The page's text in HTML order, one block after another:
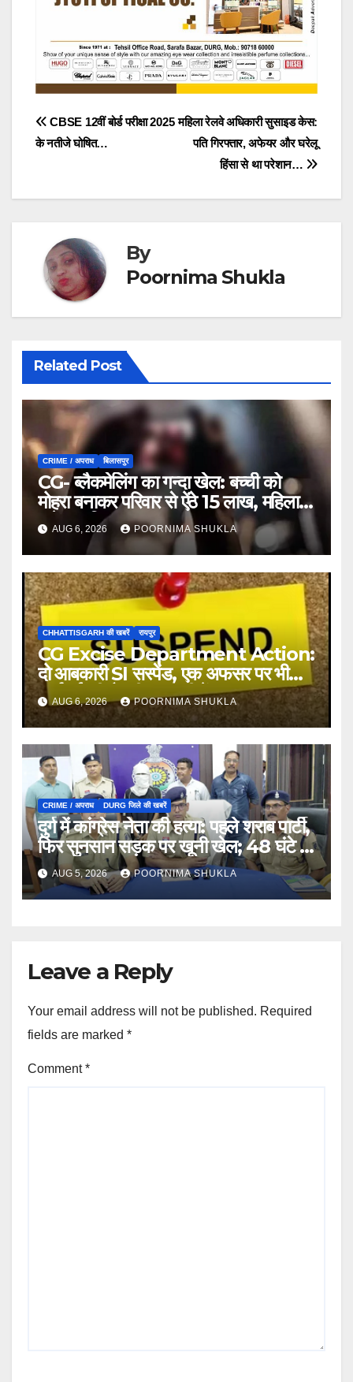
Post
महिला रेलवे अधिकारी सुसाइड केस:
पति गिरफ्तार, अफेयर और घरेलू
हिंसा से था परेशान…
CBSE 12वीं बोर्ड परीक्षा 2025
के नतीजे घोषित…
By
Poornima Shukla
Related Post
CRIME / अपराध बिलासपुर
CG- ब्लैकमेलिंग का गन्दा खेल: बच्ची को
मोहरा बनाकर परिवार से ऐंठे 15 लाख, महिला
समेत 9 गिरफ्तार…
AUG 6, 2026 POORNIMA SHUKLA
CHHATTISGARH की खबरें रायपुर
CG Excise Department Action:
दो आबकारी SI सस्पेंड, एक अफसर पर भी
कार्रवाई की तैयारी; गड़बड़ी में बड़ा एक्शन…
AUG 6, 2026 POORNIMA SHUKLA
CRIME / अपराध DURG जिले की खबरें
दुर्ग में कांग्रेस नेता की हत्या: पहले शराब पार्टी,
फिर सुनसान सड़क पर खूनी खेल; 48 घंटे में
खुला राज…
AUG 5, 2026 POORNIMA SHUKLA
Leave a Reply
Your email address will not be published. Required
fields are marked *
Comment*